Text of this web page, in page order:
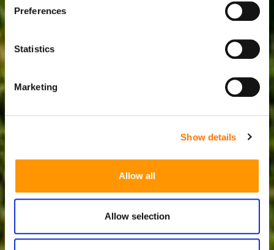
Preferences
Statistics
Marketing
Show details
Allow all
Allow selection